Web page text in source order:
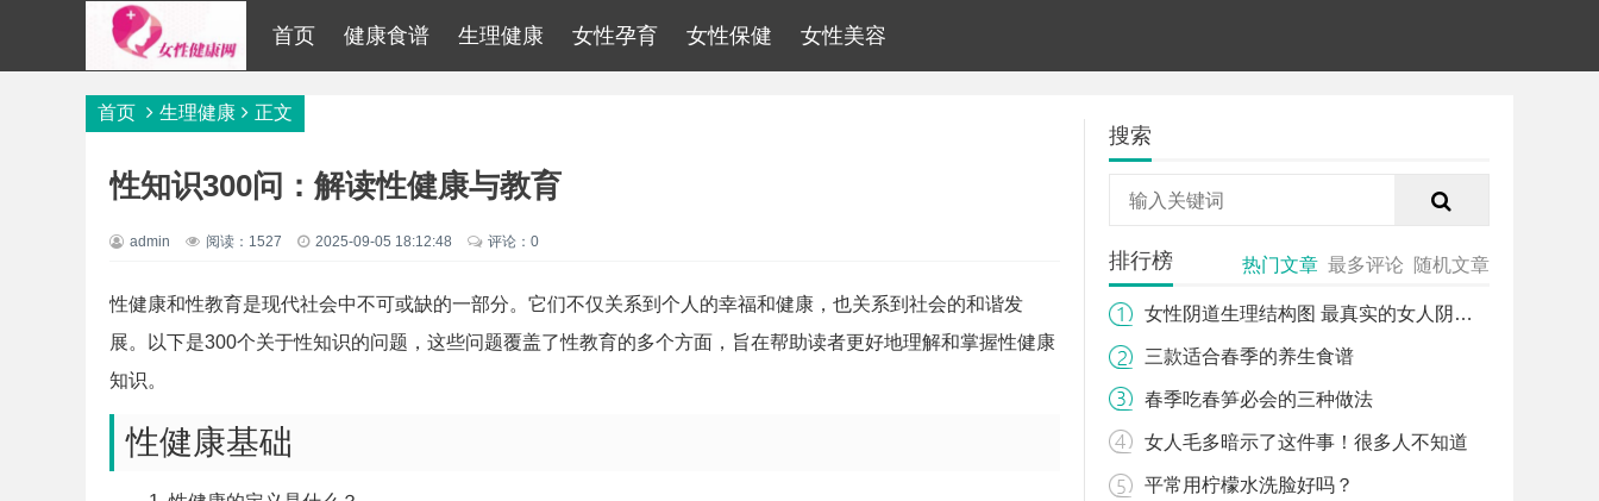
首页 健康食谱 生理健康 女性孕育 女性保健 女性美容
首页 生理健康 正文
性知识300问：解读性健康与教育
admin 阅读：1527 2025-09-05 18:12:48 评论：0
性健康和性教育是现代社会中不可或缺的一部分。它们不仅关系到个人的幸福和健康，也关系到社会的和谐发
展。以下是300个关于性知识的问题，这些问题覆盖了性教育的多个方面，旨在帮助读者更好地理解和掌握性健康
知识。
性健康基础
搜索
排行榜 热门文章 最多评论 随机文章
女性阴道生理结构图 最真实的女人阴道图片
三款适合春季的养生食谱
春季吃春笋必会的三种做法
女人毛多暗示了这件事！很多人不知道
平常用柠檬水洗脸好吗？